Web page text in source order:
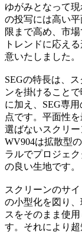
ゆがみとなって
の投写には高い
限まで高め、市
トレンドに応え
意いたしました。
SEGの特長は、
ンを掛けること
に加え、SEG専
点です。平面性
選ばないスクリ
WV904は拡散型
ラルでプロジェ
の良い生地です。
スクリーンのサ
の小型化を図り
スをそのまま使
す。それにより